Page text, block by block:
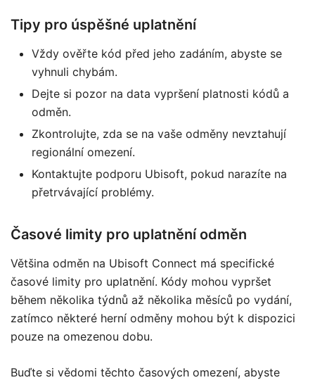
Tipy pro úspěšné uplatnění
Vždy ověřte kód před jeho zadáním, abyste se
vyhnuli chybám.
Dejte si pozor na data vypršení platnosti kódů a
odměn.
Zkontrolujte, zda se na vaše odměny nevztahují
regionální omezení.
Kontaktujte podporu Ubisoft, pokud narazíte na
přetrvávající problémy.
Časové limity pro uplatnění odměn
Většina odměn na Ubisoft Connect má specifické
časové limity pro uplatnění. Kódy mohou vypršet
během několika týdnů až několika měsíců po vydání,
zatímco některé herní odměny mohou být k dispozici
pouze na omezenou dobu.
Buďte si vědomi těchto časových omezení, abyste